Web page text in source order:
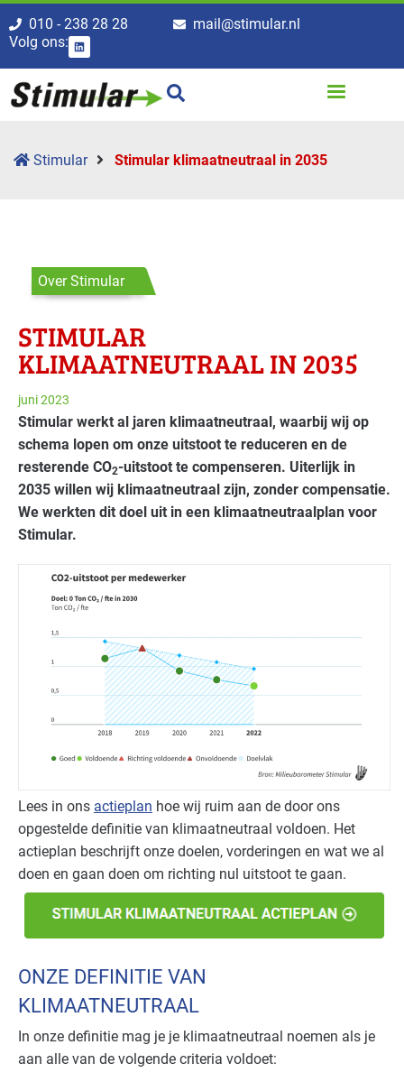
010 - 238 28 28
mail@stimular.nl
Volg ons:
Stimular Stimular klimaatneutraal in 2035
Over Stimular
STIMULAR
KLIMAATNEUTRAAL IN 2035
juni 2023
Stimular werkt al jaren klimaatneutraal, waarbij wij op
schema lopen om onze uitstoot te reduceren en de
resterende CO2-uitstoot te compenseren. Uiterlijk in
2035 willen wij klimaatneutraal zijn, zonder compensatie.
We werkten dit doel uit in een klimaatneutraalplan voor
Stimular.
Lees in ons actieplan hoe wij ruim aan de door ons
opgestelde definitie van klimaatneutraal voldoen. Het
actieplan beschrijft onze doelen, vorderingen en wat we al
doen en gaan doen om richting nul uitstoot te gaan.
ONZE DEFINITIE VAN
KLIMAATNEUTRAAL
In onze definitie mag je je klimaatneutraal noemen als je
aan alle van de volgende criteria voldoet: